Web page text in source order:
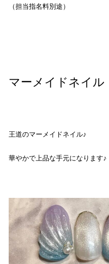
（担当指名料別途）
マーメイドネイル
王道のマーメイドネイル♪
華やかで上品な手元になります♪